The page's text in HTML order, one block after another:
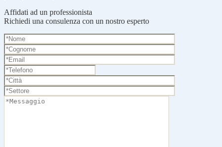
Affidati ad un professionista
Richiedi una consulenza con un nostro esperto